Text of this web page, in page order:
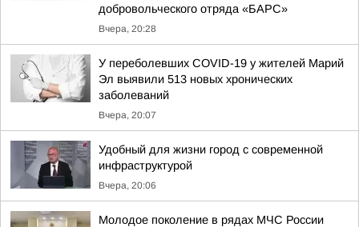
добровольческого отряда «БАРС»
Вчера, 20:28
У переболевших COVID-19 у жителей Марий
Эл выявили 513 новых хронических
заболеваний
Вчера, 20:07
Удобный для жизни город с современной
инфраструктурой
Вчера, 20:06
Молодое поколение в рядах МЧС России